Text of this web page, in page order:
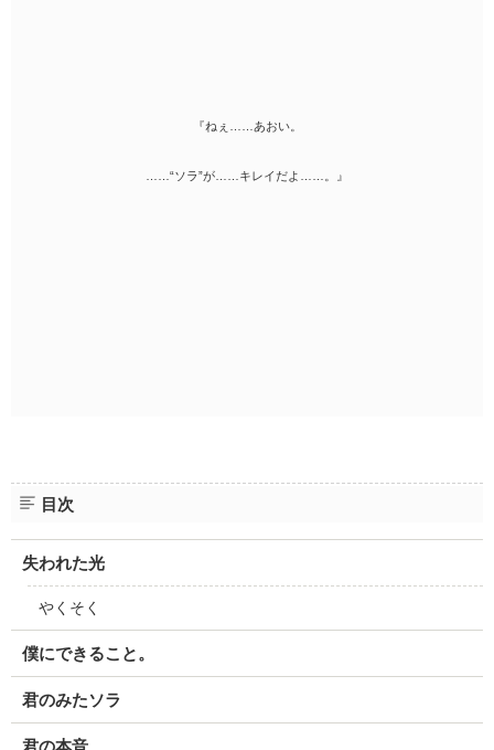
『ねぇ……あおい。
……“ソラ”が……キレイだよ……。』
目次
失われた光
やくそく
僕にできること。
君のみたソラ
君の本音